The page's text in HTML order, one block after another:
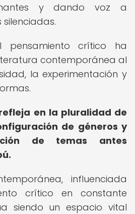
y dando voz a
pensamiento crítico ha
contemporánea al
la experimentación y
en la pluralidad de
de géneros y
de temas antes
influenciada
crítico en constante
siendo un espacio vital